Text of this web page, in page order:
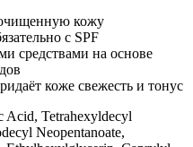
кожу
с SPF
средствами на основе
коже свежесть и тонус
Tetrahexyldecyl
Neopentanoate,